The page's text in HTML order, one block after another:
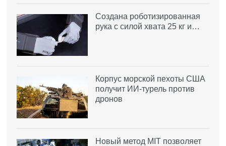
Создана роботизированная
рука с силой хвата 25 кг и…
Корпус морской пехоты США
получит ИИ-турель против
дронов
Новый метод MIT позволяет